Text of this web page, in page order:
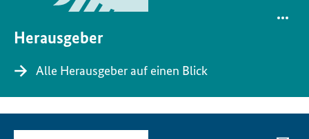
Herausgeber
Alle Herausgeber auf einen Blick